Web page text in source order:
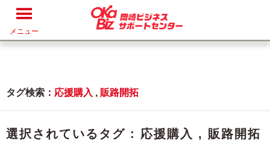
メニュー
タグ検索： 応援購入 , 販路開拓
選択されているタグ : 応援購入 , 販路開拓